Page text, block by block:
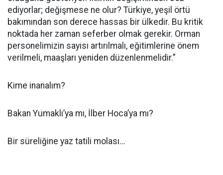
ediyorlar; değişmese ne olur? Türkiye, yeşil örtü
bakımından son derece hassas bir ülkedir. Bu kritik
noktada her zaman seferber olmak gerekir. Orman
personelimizin sayısı artırılmalı, eğitimlerine önem
verilmeli, maaşları yeniden düzenlenmelidir.”
Kime inanalım?
Bakan Yumaklı’ya mı, İlber Hoca’ya mı?
Bir süreliğine yaz tatili molası…